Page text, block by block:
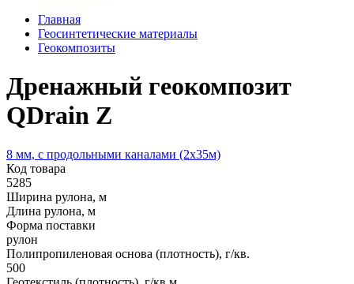
Главная
Геосинтетические материалы
Геокомпозиты
Дренажный геокомпозит
QDrain Z
8 мм, с продольными каналами (2х35м)
Код товара
5285
Ширина рулона, м
Длина рулона, м
Форма поставки
рулон
Полипропиленовая основа (плотность), г/кв.
500